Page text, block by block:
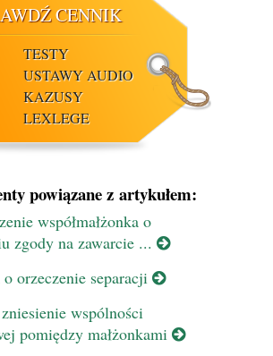
CENNIK
TESTY
USTAWY AUDIO
KAZUSY
LEXLEGE
powiązane z artykułem:
współmałżonka o
zgody na zawarcie ...
orzeczenie separacji
wspólności
pomiędzy małżonkami